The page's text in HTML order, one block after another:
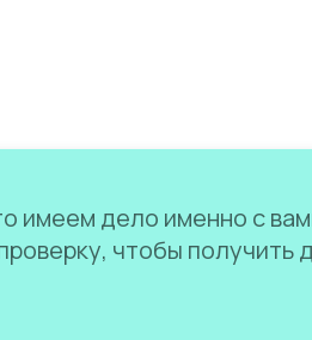
имеем дело именно с
чтобы получить